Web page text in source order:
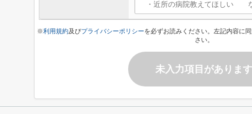
※利用規約及びプライバシーポリシーを必ずお読みください。左記内容に
さい。
未入力項目があります